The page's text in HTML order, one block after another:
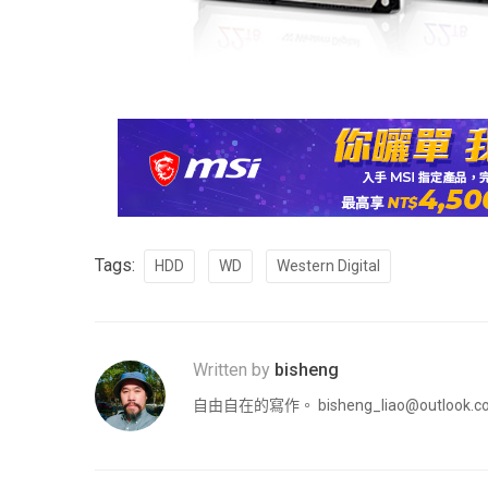
Tags: HDD WD Western Digital
Written by bisheng
自由自在的寫作。